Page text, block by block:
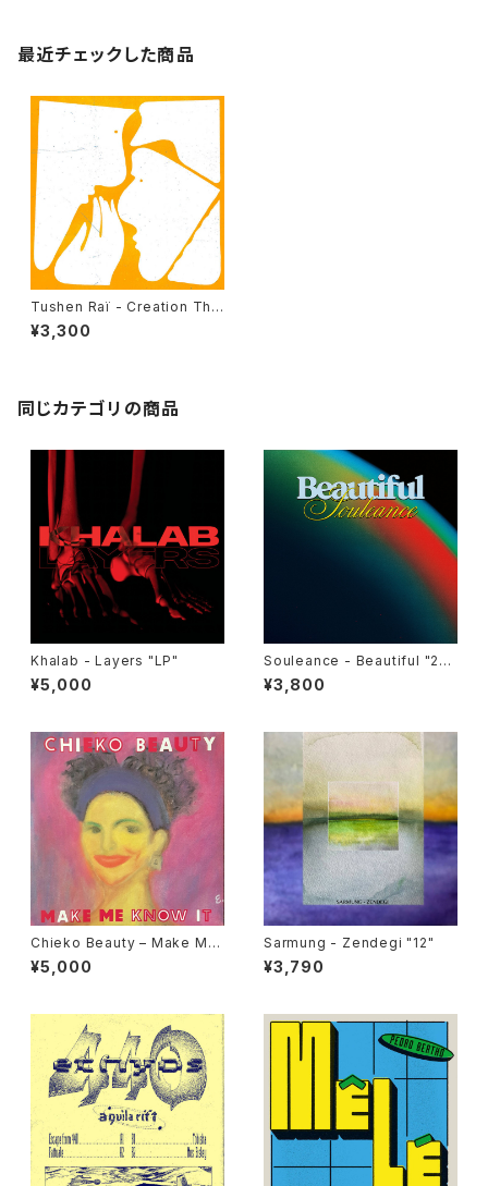
最近チェックした商品
Tushen Raï - Creation Thr
ough References "12"
¥3,300
同じカテゴリの商品
Khalab - Layers "LP"
¥5,000
Souleance - Beautiful "2L
P"
¥3,800
Chieko Beauty ‎– Make Me
Know It "used 7"
¥5,000
Sarmung - Zendegi "12"
¥3,790